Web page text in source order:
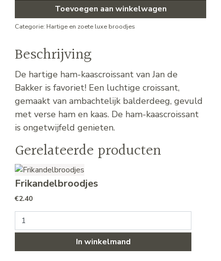
Toevoegen aan winkelwagen
Categorie: Hartige en zoete luxe broodjes
Beschrijving
De hartige ham-kaascroissant van Jan de
Bakker is favoriet! Een luchtige croissant,
gemaakt van ambachtelijk balderdeeg, gevuld
met verse ham en kaas. De ham-kaascroissant
is ongetwijfeld genieten.
Gerelateerde producten
Frikandelbroodjes
€2.40
Frikandelbroodjes aantal
In winkelmand